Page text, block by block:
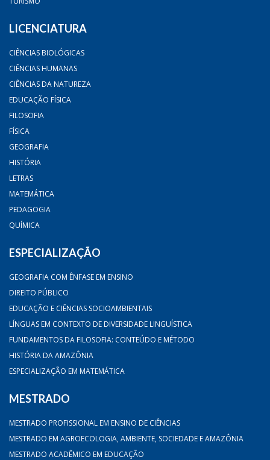
LICENCIATURA
CIÊNCIAS BIOLÓGICAS
CIÊNCIAS HUMANAS
CIÊNCIAS DA NATUREZA
EDUCAÇÃO FÍSICA
FILOSOFIA
FÍSICA
GEOGRAFIA
HISTÓRIA
LETRAS
MATEMÁTICA
PEDAGOGIA
QUÍMICA
ESPECIALIZAÇÃO
GEOGRAFIA COM ÊNFASE EM ENSINO
DIREITO PÚBLICO
EDUCAÇÃO E CIÊNCIAS SOCIOAMBIENTAIS
LÍNGUAS EM CONTEXTO DE DIVERSIDADE LINGUÍSTICA
FUNDAMENTOS DA FILOSOFIA: CONTEÚDO E MÉTODO
HISTÓRIA DA AMAZÔNIA
ESPECIALIZAÇÃO EM MATEMÁTICA
MESTRADO
MESTRADO PROFISSIONAL EM ENSINO DE CIÊNCIAS
MESTRADO EM AGROECOLOGIA, AMBIENTE, SOCIEDADE E AMAZÔNIA
MESTRADO ACADÊMICO EM EDUCAÇÃO